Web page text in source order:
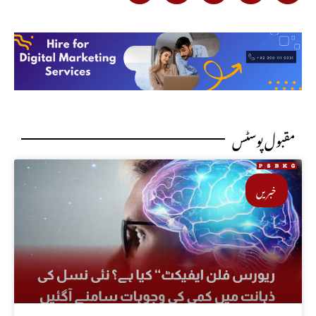
مقبول پوسٹس
خبریں